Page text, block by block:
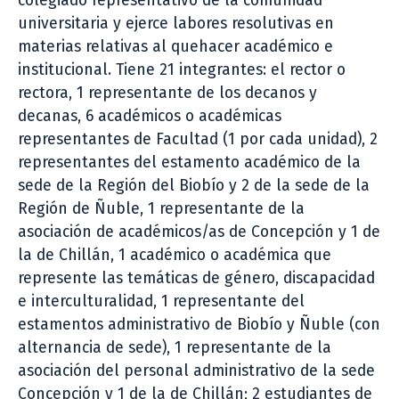
universitaria y ejerce labores resolutivas en
materias relativas al quehacer académico e
institucional. Tiene 21 integrantes: el rector o
rectora, 1 representante de los decanos y
decanas, 6 académicos o académicas
representantes de Facultad (1 por cada unidad), 2
representantes del estamento académico de la
sede de la Región del Biobío y 2 de la sede de la
Región de Ñuble, 1 representante de la
asociación de académicos/as de Concepción y 1 de
la de Chillán, 1 académico o académica que
represente las temáticas de género, discapacidad
e interculturalidad, 1 representante del
estamentos administrativo de Biobío y Ñuble (con
alternancia de sede), 1 representante de la
asociación del personal administrativo de la sede
Concepción y 1 de la de Chillán; 2 estudiantes de